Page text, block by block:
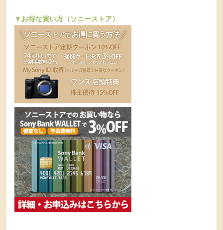
▼お得な買い方（ソニーストア）